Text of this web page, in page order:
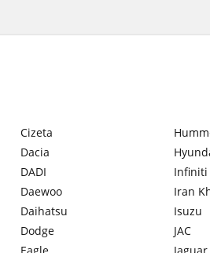
Cizeta
Dacia
DADI
Daewoo
Daihatsu
Dodge
Infiniti
Iran
Isuzu
JAC